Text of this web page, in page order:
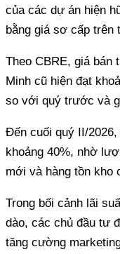
của các dự án hiện
bằng giá sơ cấp trên
Theo CBRE, giá bán
Minh cũ hiện đạt
so với quý trước và
Đến cuối quý II/
khoảng 40%, nhờ
mới và hàng tồn kho
Trong bối cảnh lãi
dào, các chủ đầu tư
tăng cường